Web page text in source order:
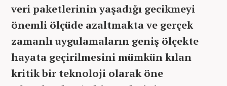
veri paketlerinin yaşadığı gecikmeyi
önemli ölçüde azaltmakta ve gerçek
zamanlı uygulamaların geniş ölçekte
hayata geçirilmesini mümkün kılan
kritik bir teknoloji olarak öne